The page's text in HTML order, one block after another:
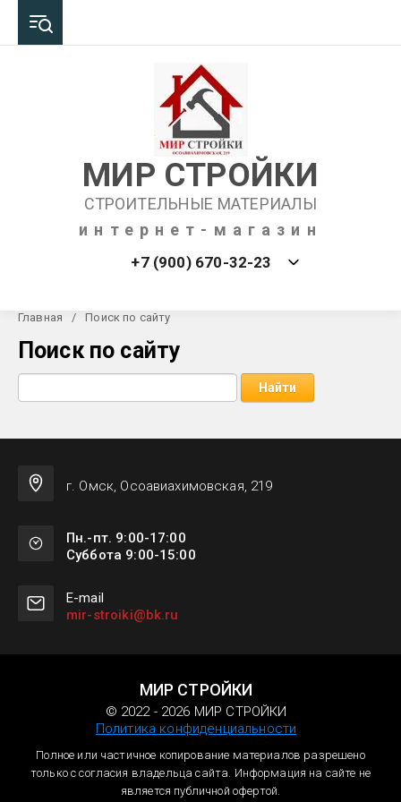
МИР СТРОЙКИ
СТРОИТЕЛЬНЫЕ МАТЕРИАЛЫ
интернет-магазин
+7 (900) 670-32-23
Главная / Поиск по сайту
Поиск по сайту
Найти
г. Омск, Осоавиахимовская, 219
Пн.-пт. 9:00-17:00
Суббота 9:00-15:00
Е-mail
mir-stroiki@bk.ru
МИР СТРОЙКИ
© 2022 - 2026 МИР СТРОЙКИ
Политика конфиденциальности
Полное или частичное копирование материалов разрешено
только с согласия владельца сайта. Информация на сайте не
является публичной офертой.